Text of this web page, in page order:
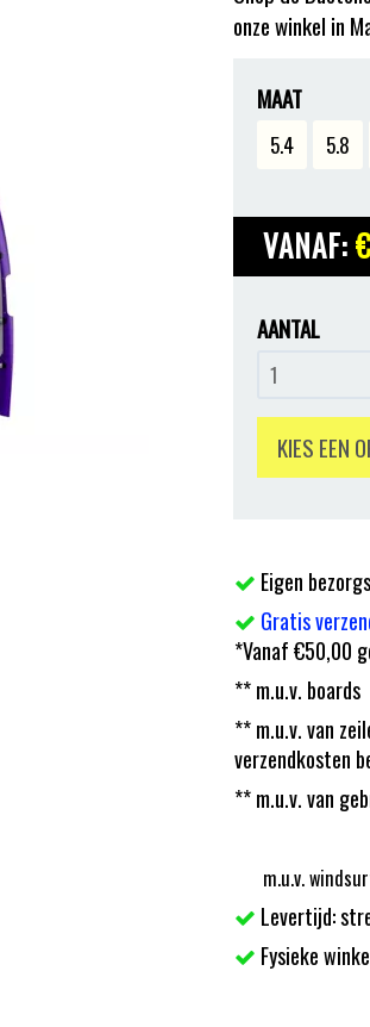
onze winkel in
MAAT
5.4 5.8
VANAF:
AANTAL
KIES EEN
Eigen
Gratis
*Vanaf €50,00
** m.u.v. boards
** m.u.v. van
verzendkosten
** m.u.v. van
m.u.v.
Levertijd:
Fysieke